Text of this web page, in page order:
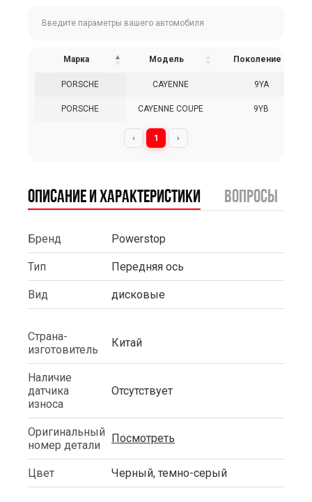
Марка Модель Поколение
PORSCHE CAYENNE 9YA
PORSCHE CAYENNE COUPE 9YB
‹ 1 ›
Описание и характеристики вопросы
Бренд Powerstop
Тип Передняя ось
Вид дисковые
Страна-
изготовитель
Китай
Наличие
датчика
износа
Отсутствует
Оригинальный
номер детали
Посмотреть
Цвет Черный, темно-серый